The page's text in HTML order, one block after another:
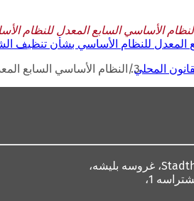
الأساسي السابع المعدل للنظام
للنظام الأساسي بشأن تنظيف الشوارع
المحلي النظام الأساسي السابع